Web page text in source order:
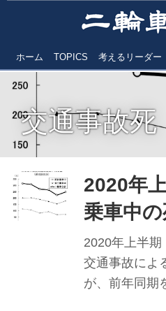
ホーム TOPICS 考えるリーダー
交通事故死
2020年
乗車中
期比1割
2020年上半期
交通事故によ
が、前年同期